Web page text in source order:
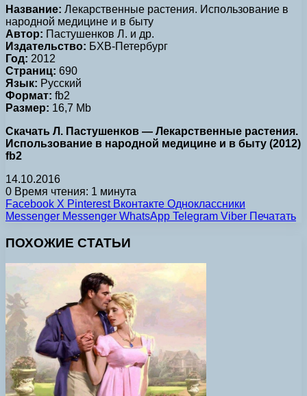
Название: Лекарственные растения. Использование в
народной медицине и в быту
Автор: Пастушенков Л. и др.
Издательство: БХВ-Петербург
Год: 2012
Страниц: 690
Язык: Русский
Формат: fb2
Размер: 16,7 Mb
Скачать Л. Пастушенков — Лекарственные растения.
Использование в народной медицине и в быту (2012)
fb2
14.10.2016
0 Время чтения: 1 минута
Facebook X Pinterest Вконтакте Одноклассники
Messenger Messenger WhatsApp Telegram Viber Печатать
ПОХОЖИЕ СТАТЬИ